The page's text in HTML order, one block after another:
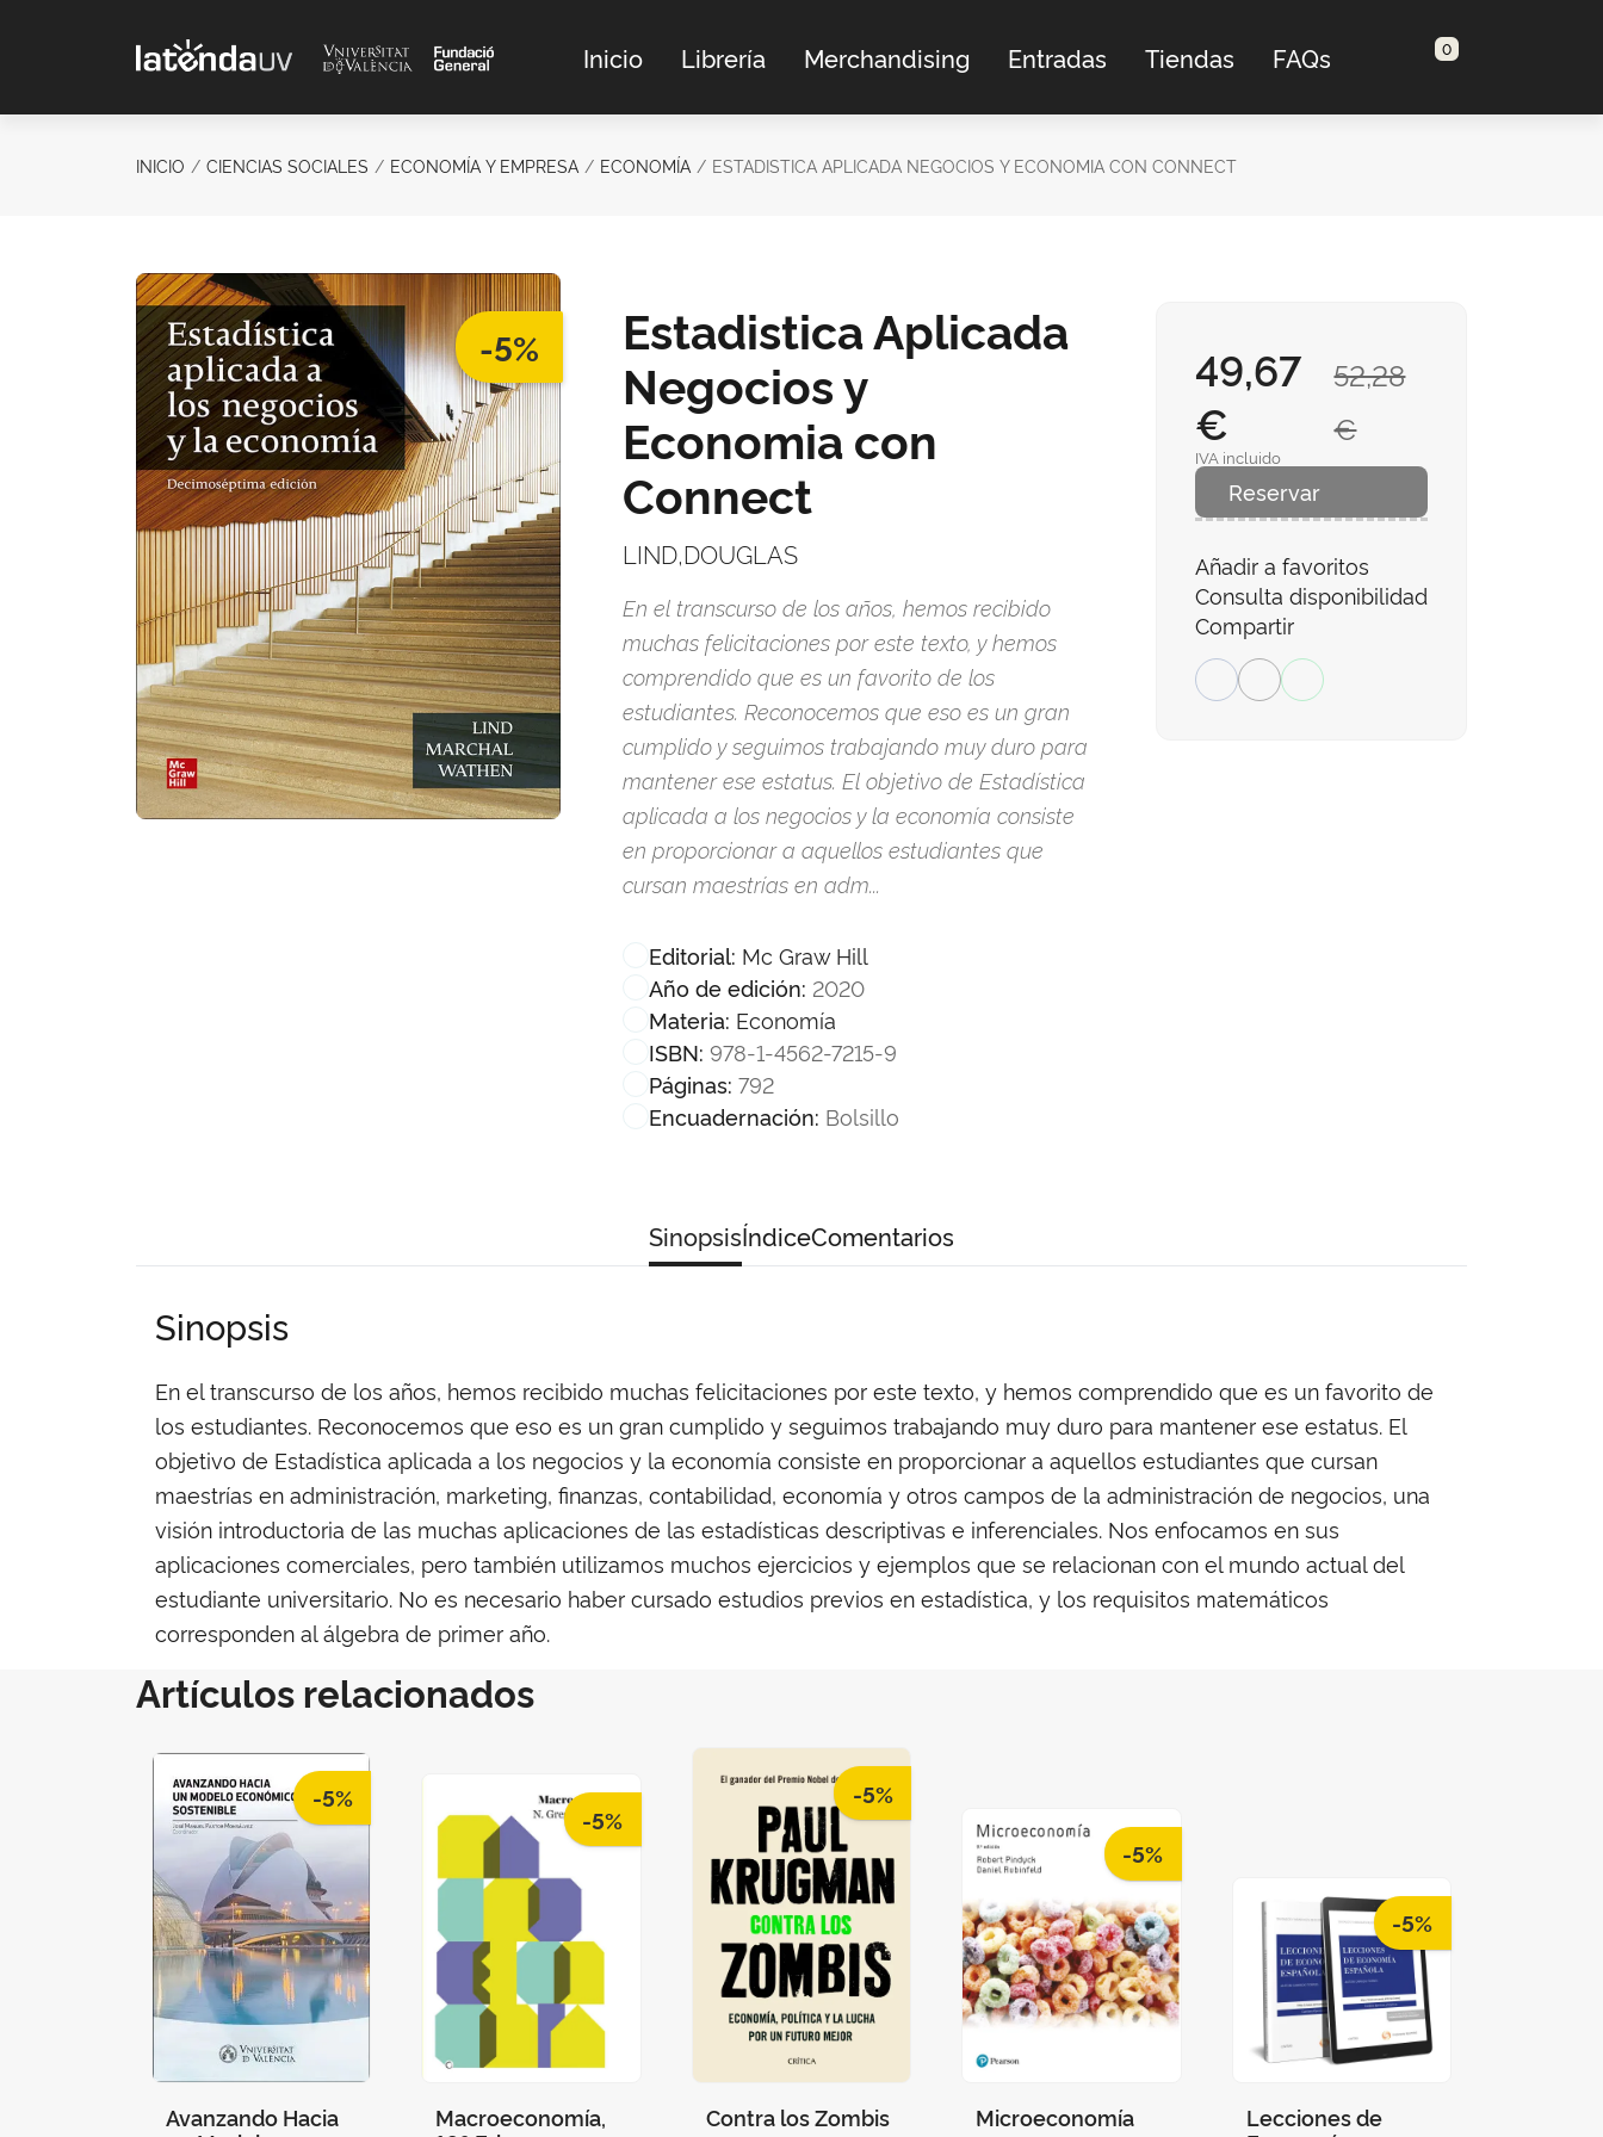
Inicio Librería Merchandising Entradas Tiendas FAQs 0
INICIO CIENCIAS SOCIALES ECONOMÍA Y EMPRESA ECONOMÍA ESTADISTICA APLICADA NEGOCIOS Y ECONOMIA CON CONNECT
-5%
Estadistica Aplicada
Negocios y
Economia con
Connect
LIND,DOUGLAS
En el transcurso de los años, hemos recibido
muchas felicitaciones por este texto, y hemos
comprendido que es un favorito de los
estudiantes. Reconocemos que eso es un gran
cumplido y seguimos trabajando muy duro para
mantener ese estatus. El objetivo de Estadística
aplicada a los negocios y la economía consiste
en proporcionar a aquellos estudiantes que
cursan maestrías en adm...
Editorial: Mc Graw Hill
Año de edición: 2020
Materia: Economía
ISBN: 978-1-4562-7215-9
Páginas: 792
Encuadernación: Bolsillo
52,28
€
49,67
€
IVA incluido
Reservar
Añadir a favoritos
Consulta disponibilidad
Compartir
SinopsisÍndiceComentarios
Sinopsis
En el transcurso de los años, hemos recibido muchas felicitaciones por este texto, y hemos comprendido que es un favorito de
los estudiantes. Reconocemos que eso es un gran cumplido y seguimos trabajando muy duro para mantener ese estatus. El
objetivo de Estadística aplicada a los negocios y la economía consiste en proporcionar a aquellos estudiantes que cursan
maestrías en administración, marketing, finanzas, contabilidad, economía y otros campos de la administración de negocios, una
visión introductoria de las muchas aplicaciones de las estadísticas descriptivas e inferenciales. Nos enfocamos en sus
aplicaciones comerciales, pero también utilizamos muchos ejercicios y ejemplos que se relacionan con el mundo actual del
estudiante universitario. No es necesario haber cursado estudios previos en estadística, y los requisitos matemáticos
corresponden al álgebra de primer año.
Artículos relacionados
-5%
Avanzando Hacia
-5%
Macroeconomía,
-5%
Contra los Zombis
-5%
Microeconomía
-5%
Lecciones de